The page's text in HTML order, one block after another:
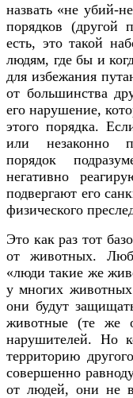
назвать «не убий-
порядков (другой
есть, это такой
людям, где бы и
для избежания
от большинства
его нарушение,
этого порядка.
или незаконно
порядок
негативно
подвергают его
физического
Это как раз тот
от животных.
«люди такие же
у многих животных
они будут
животные (те же
нарушителей. Но
территорию
совершенно
от людей, они не